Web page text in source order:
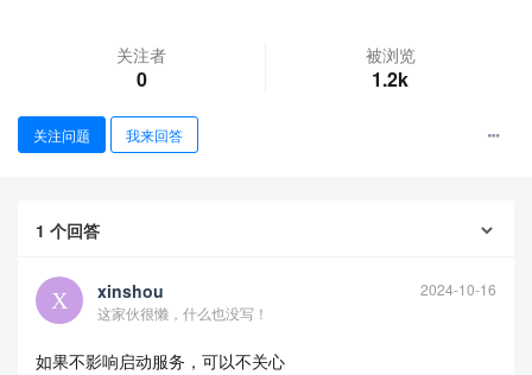
查看更多
关注者
0
被浏览
1.2k
关注问题 我来回答
1 个回答
xinshou
2024-10-16
这家伙很懒，什么也没写！
如果不影响启动服务，可以不关心